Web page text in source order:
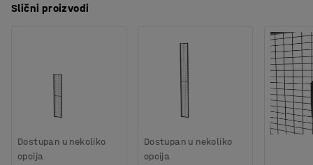
Slični proizvodi
Dostupan u nekoliko
opcija
Dostupan u nekoliko
opcija